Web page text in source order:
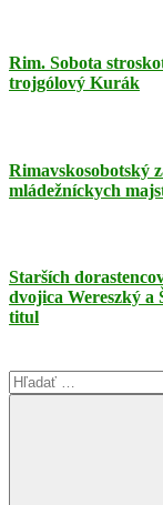
Rim. Sobota
trojgólový Kurák
Rimavskosobotský
mládežníckych
Starších
dvojica Wereszký a
titul
Search
for: